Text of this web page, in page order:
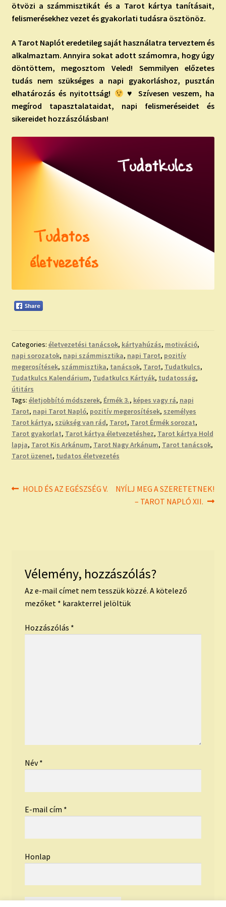
ötvözi a számmisztikát és a Tarot kártya tanításait,
felismerésekhez vezet és gyakorlati tudásra ösztönöz.
A Tarot Naplót eredetileg saját használatra terveztem és
alkalmaztam. Annyira sokat adott számomra, hogy úgy
döntöttem, megosztom Veled! Semmilyen előzetes
tudás nem szükséges a napi gyakorláshoz, pusztán
elhatározás és nyitottság!
♥ Szívesen veszem, ha
megírod tapasztalataidat, napi felismeréseidet és
sikereidet hozzászólásban!
Categories: életvezetési tanácsok, kártyahúzás, motiváció,
napi sorozatok, napi számmisztika, napi Tarot, pozitív
megerosítések, számmisztika, tanácsok, Tarot, Tudatkulcs,
Tudatkulcs Kalendárium, Tudatkulcs Kártyák, tudatosság,
útitárs
Tags: életjobbító módszerek, Érmék 3., képes vagy rá, napi
Tarot, napi Tarot Napló, pozitív megerosítések, személyes
Tarot kártya, szükség van rád, Tarot, Tarot Érmék sorozat,
Tarot gyakorlat, Tarot kártya életvezetéshez, Tarot kártya Hold
lapja, Tarot Kis Arkánum, Tarot Nagy Arkánum, Tarot tanácsok,
Tarot üzenet, tudatos életvezetés
Bejegyzés
Previous
HOLD ÉS AZ EGÉSZSÉG V.
Next
NYÍLJ MEG A SZERETETNEK!
– TAROT NAPLÓ XII.
Vélemény, hozzászólás?
Az e-mail címet nem tesszük közzé. A kötelező
mezőket * karakterrel jelöltük
Hozzászólás *
Név*
E-mail cím *
Honlap